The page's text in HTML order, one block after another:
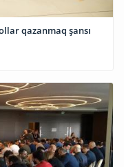
qazanmaq şansı